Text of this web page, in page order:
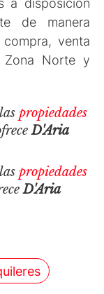
de manera
venta
Zona Norte y
laspropiedades
D'Aria
laspropiedades
D'Aria